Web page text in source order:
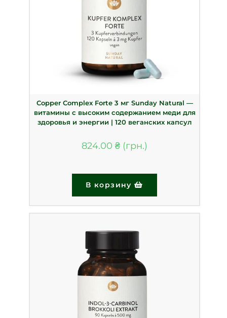
Copper Complex Forte 3 мг Sunday Natural —
витамины с высоким содержанием меди для
здоровья и энергии | 120 веганских капсул
824.00 ₴
В корзину